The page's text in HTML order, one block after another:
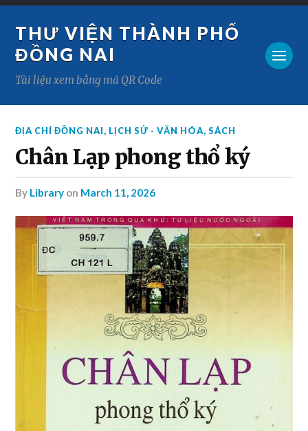
THƯ VIỆN THÀNH PHỐ
ĐỒNG NAI
Tài liệu xem bằng mã QR Code
ĐỊA CHÍ ĐỒNG NAI, LỊCH SỬ - VĂN HÓA,SÁCH
Chân Lạp phong thổ ký
by Library on March 11, 2026